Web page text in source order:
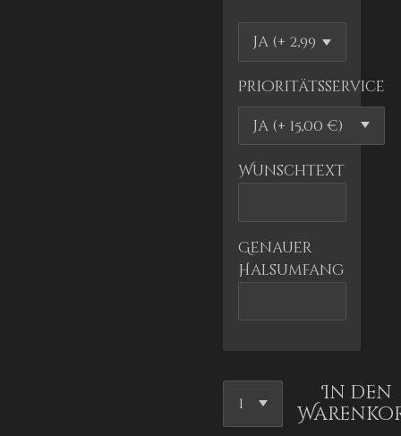
Prioritätsservice
Wunschtext
Genauer
Halsumfang
In den